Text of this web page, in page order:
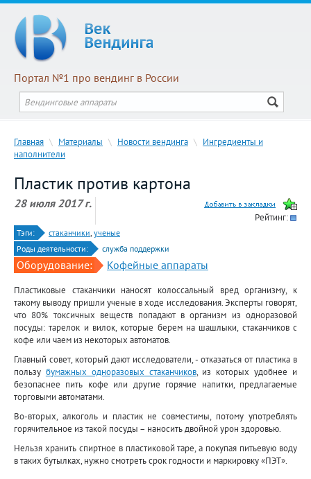
Портал №1 про вендинг в России
Главная \ Материалы \ Новости вендинга \ Ингредиенты и
наполнители
Пластик против картона
28 июля 2017 г.
Рейтинг:
Тэги: стаканчики, ученые
Роды деятельности:
служба поддержки
Оборудование: Кофейные аппараты
Пластиковые стаканчики наносят колоссальный вред организму, к
такому выводу пришли ученые в ходе исследования. Эксперты говорят,
что 80% токсичных веществ попадают в организм из одноразовой
посуды: тарелок и вилок, которые берем на шашлыки, стаканчиков с
кофе или чаем из некоторых автоматов.
Главный совет, который дают исследователи, - отказаться от пластика в
пользу бумажных одноразовых стаканчиков, из которых удобнее и
безопаснее пить кофе или другие горячие напитки, предлагаемые
торговыми автоматами.
Во-вторых, алкоголь и пластик не совместимы, потому употреблять
горячительное из такой посуды – наносить двойной урон здоровью.
Нельзя хранить спиртное в пластиковой таре, а покупая питьевую воду
в таких бутылках, нужно смотреть срок годности и маркировку «ПЭТ».